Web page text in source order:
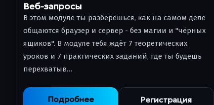
Веб-запросы
В этом модуле ты разберёшься, как на самом деле
общаются браузер и сервер - без магии и "чёрных
ящиков". В модуле тебя ждёт 7 теоретических
уроков и 7 практических заданий, где ты будешь
перехватыв…
Подробнее Регистрация